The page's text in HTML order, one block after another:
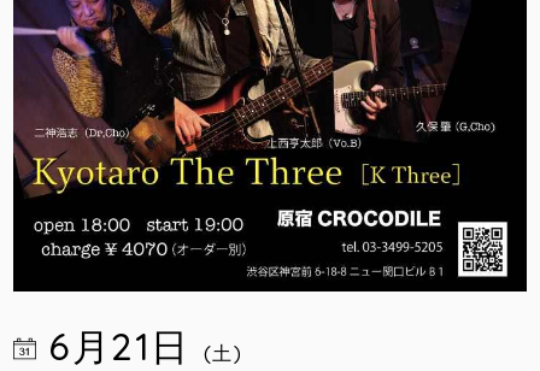
6月21日 (土)